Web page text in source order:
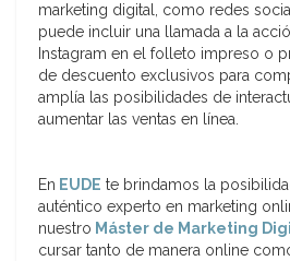
marketing digital, como redes
puede incluir una llamada a la
Instagram en el folleto impreso o
de descuento exclusivos para
amplía las posibilidades de
aumentar las ventas en línea.
En EUDE te brindamos la
auténtico experto en marketing
nuestro Máster de Marketing
cursar tanto de manera online